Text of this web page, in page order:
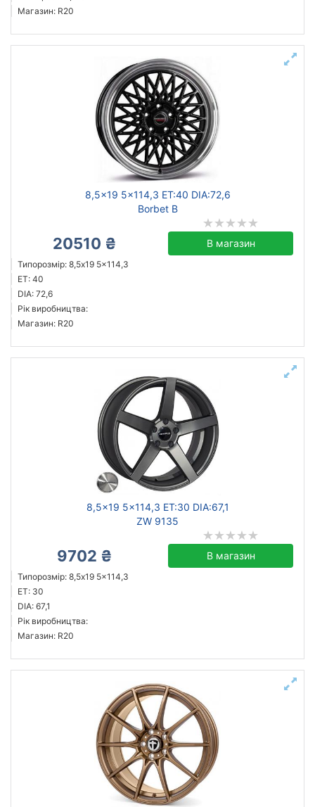
Магазин: R20
8,5x19 5x114,3 ET:40 DIA:72,6
Borbet B
20510 ₴ В магазин
Типорозмір: 8,5x19 5x114,3
ET: 40
DIA: 72,6
Рік виробництва:
Магазин: R20
8,5x19 5x114,3 ET:30 DIA:67,1
ZW 9135
9702 ₴ В магазин
Типорозмір: 8,5x19 5x114,3
ET: 30
DIA: 67,1
Рік виробництва:
Магазин: R20